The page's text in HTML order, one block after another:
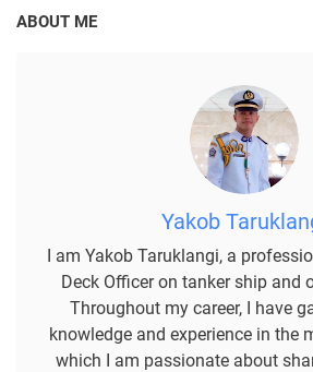
ABOUT ME
Yakob
I am Yakob Taruklangi, a
Deck Officer on tanker ship and
Throughout my career, I have
knowledge and experience in the
which I am passionate about